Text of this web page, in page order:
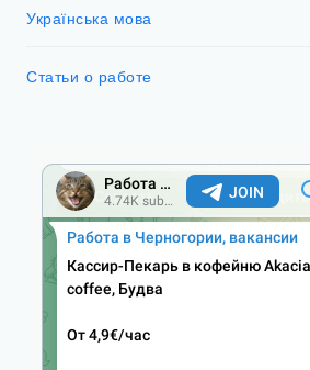
Українська мова
Статьи о работе